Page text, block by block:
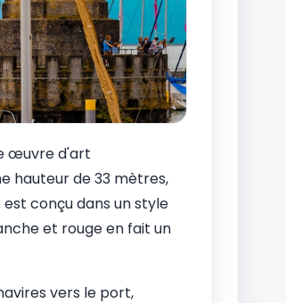
œuvre d'art
hauteur de 33 mètres,
conçu dans un style
et rouge en fait un
vers le port,